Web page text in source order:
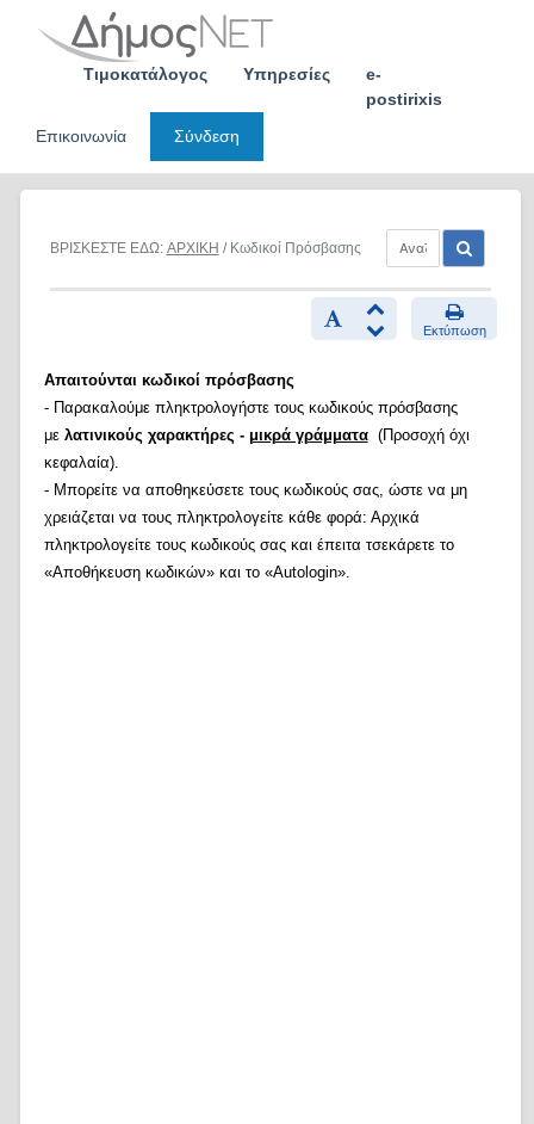
Τιμοκατάλογος Υπηρεσίες
e-
postirixis
Επικοινωνία
Σύνδεση
ΒΡΙΣΚΕΣΤΕ ΕΔΩ: ΑΡΧΙΚΗ / Κωδικοί Πρόσβασης
Εκτύπωση
Απαιτούνται κωδικοί πρόσβασης
- Παρακαλούμε πληκτρολογήστε τους κωδικούς πρόσβασης
με λατινικούς χαρακτήρες - μικρά γράμματα(Προσοχή όχι
κεφαλαία).
- Μπορείτε να αποθηκεύσετε τους κωδικούς σας, ώστε να μη
χρειάζεται να τους πληκτρολογείτε κάθε φορά: Αρχικά
πληκτρολογείτε τους κωδικούς σας και έπειτα τσεκάρετε το
«Αποθήκευση κωδικών» και το «Autologin».